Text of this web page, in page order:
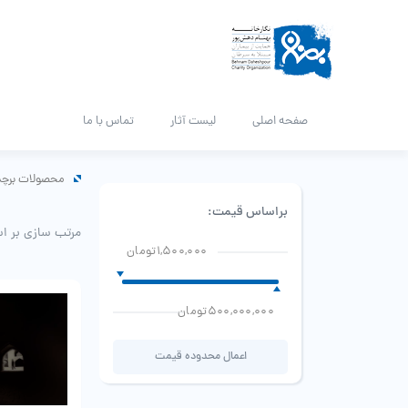
صفحه اصلی لیست آثار تماس با ما
براساس قیمت:
1,500,000تومان
500,000,000تومان
اعمال محدوده قیمت
محصولات
مرتب سازی بر